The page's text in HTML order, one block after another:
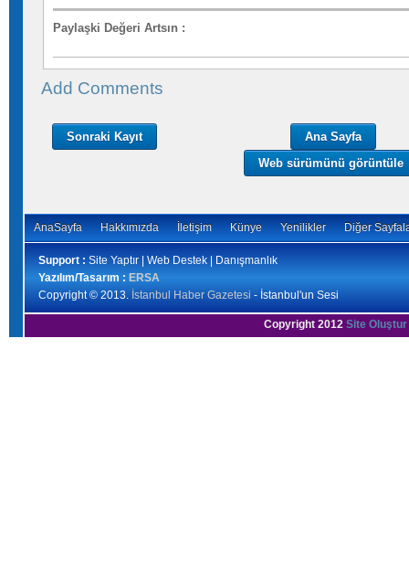
Paylaşki Değeri Artsın :
Add Comments
Sonraki Kayıt
Ana Sayfa
Web sürümünü görüntüle
AnaSayfa Hakkımızda İletişim Künye Yenilikler Diğer
Support : Site Yaptır | Web Destek | Danışmanlık
Yazılım/Tasarım : ERSA
Copyright © 2013. İstanbul Haber Gazetesi - İstanbul'un Sesi
Copyright 2012 Site Oluştur